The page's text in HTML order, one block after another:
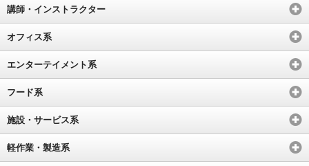
講師・インストラクター
オフィス系
エンターテイメント系
フード系
施設・サービス系
軽作業・製造系